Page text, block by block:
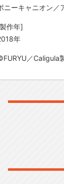
ニーキャニオン／
作年]
年
／Caligula